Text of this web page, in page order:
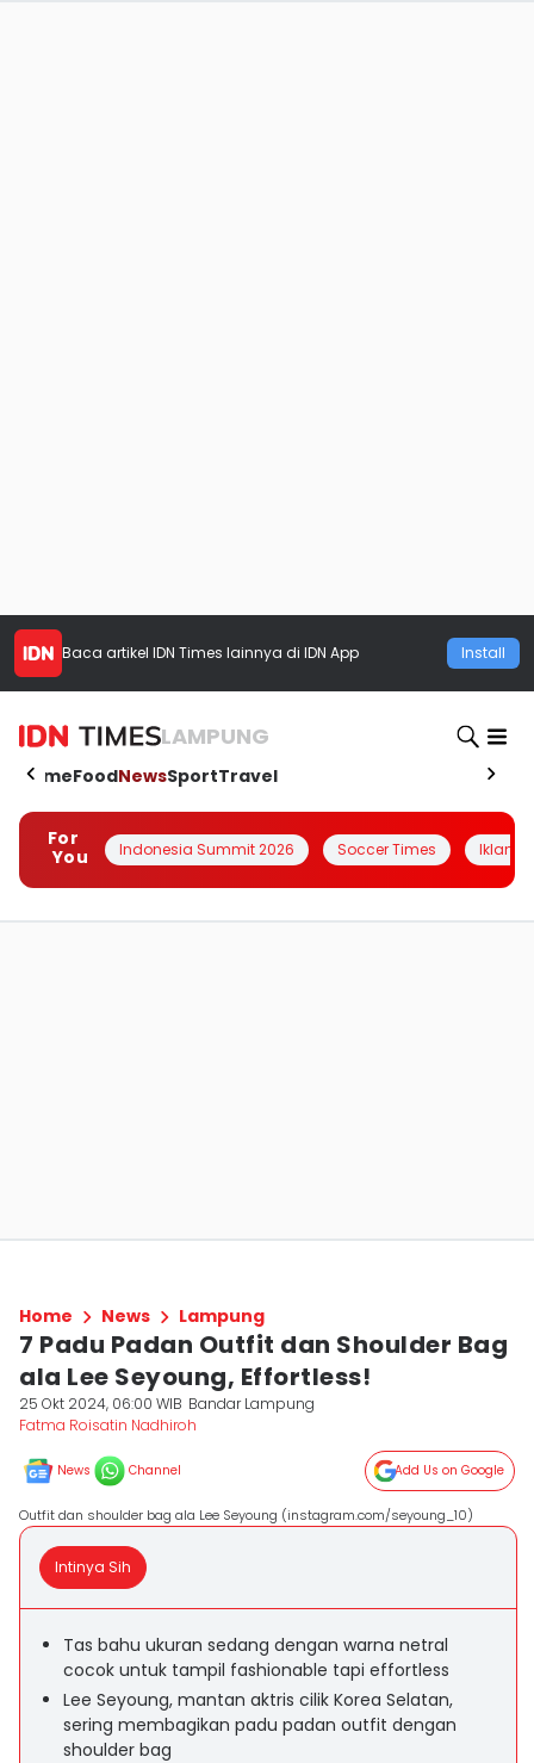
Baca artikel IDN Times lainnya di IDN App Install
LAMPUNG
HomeFoodNewsSportTravel
For
You
Indonesia Summit 2026 Soccer Times Iklanin
Home News Lampung
7 Padu Padan Outfit dan Shoulder Bag
ala Lee Seyoung, Effortless!
25 Okt 2024, 06:00 WIB Bandar Lampung
Fatma Roisatin Nadhiroh
News Channel Add Us on Google
Outfit dan shoulder bag ala Lee Seyoung (instagram.com/seyoung_10)
Intinya Sih
Tas bahu ukuran sedang dengan warna netral
cocok untuk tampil fashionable tapi effortless
Lee Seyoung, mantan aktris cilik Korea Selatan,
sering membagikan padu padan outfit dengan
shoulder bag